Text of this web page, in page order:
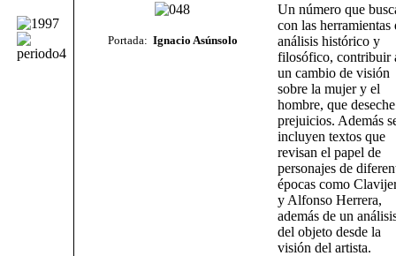
Portada: Ignacio Asúnsolo
Un número que
con las herramientas
análisis histórico y
filosófico, contribuir
un cambio de visión
sobre la mujer y el
hombre, que deseche
prejuicios. Además
incluyen textos que
revisan el papel de
personajes de
épocas como
y Alfonso Herrera,
además de un
del objeto desde la
visión del artista.